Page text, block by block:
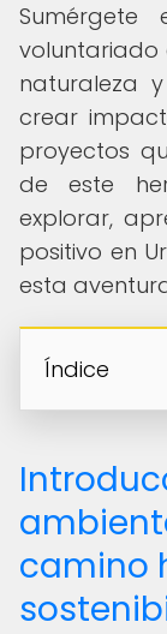
voluntariado
naturaleza
crear
proyectos
de este
explorar,
positivo en
esta
Índice
camino